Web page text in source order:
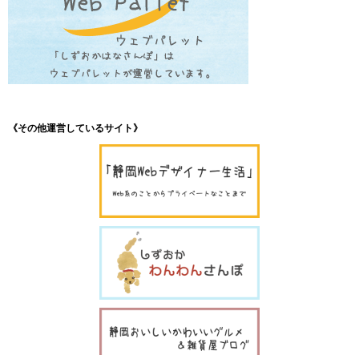
《その他運営しているサイト》